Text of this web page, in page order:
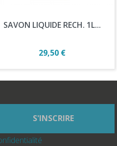
SAVON LIQUIDE RECH. 1L...
Prix
29,50 €
S'INSCRIRE